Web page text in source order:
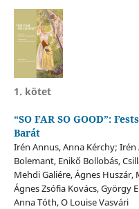
1. kötet
“SO FAR SO GOOD”:
Barát
Irén Annus, Anna Kérchy; Irén
Bolemant, Enikő Bollobás,
Mehdi Galiére, Ágnes Huszár,
Ágnes Zsófia Kovács, György
Anna Tóth, O Louise Vasvári